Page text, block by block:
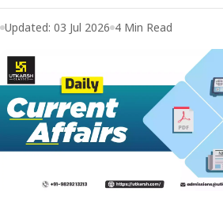
Updated: 03 Jul 2026 4 Min Read